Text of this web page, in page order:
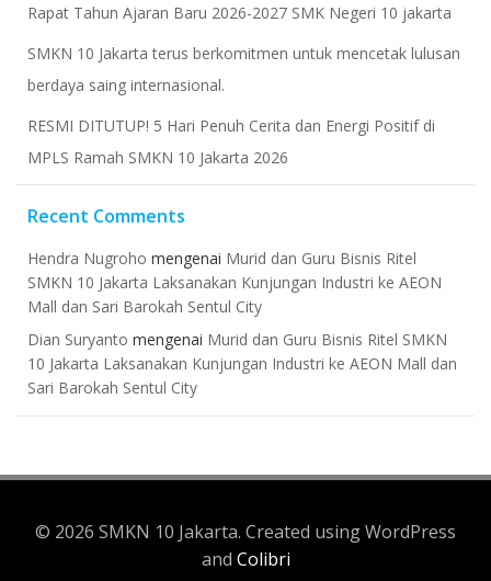
Rapat Tahun Ajaran Baru 2026-2027 SMK Negeri 10 jakarta
​SMKN 10 Jakarta terus berkomitmen untuk mencetak lulusan
berdaya saing internasional.
RESMI DITUTUP! 5 Hari Penuh Cerita dan Energi Positif di
MPLS Ramah SMKN 10 Jakarta 2026
Recent Comments
Hendra Nugroho mengenai Murid dan Guru Bisnis Ritel
SMKN 10 Jakarta Laksanakan Kunjungan Industri ke AEON
Mall dan Sari Barokah Sentul City
Dian Suryanto mengenai Murid dan Guru Bisnis Ritel SMKN
10 Jakarta Laksanakan Kunjungan Industri ke AEON Mall dan
Sari Barokah Sentul City
© 2026 SMKN 10 Jakarta. Created using WordPress
and Colibri